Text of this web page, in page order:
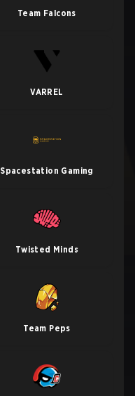
Team Falcons
VARREL
Spacestation Gaming
Twisted Minds
Team Peps